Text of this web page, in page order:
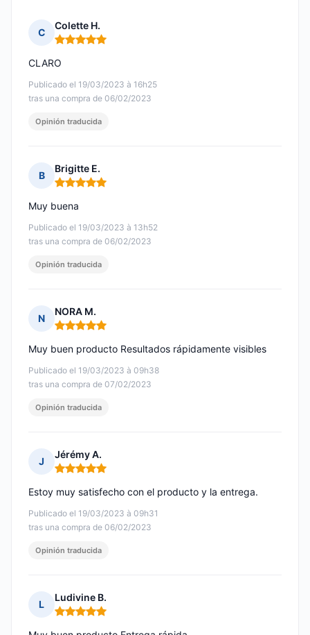
C
Colette H.
Nota: 5 de 5
Publicado el 19/03/2023 à 16h25
tras una compra de 06/02/2023
CLARO
Opinión traducida
B
Brigitte E.
Nota: 5 de 5
Publicado el 19/03/2023 à 13h52
tras una compra de 06/02/2023
Muy buena
Opinión traducida
N
NORA M.
Nota: 5 de 5
Publicado el 19/03/2023 à 09h38
tras una compra de 07/02/2023
Muy buen producto Resultados rápidamente visibles
Opinión traducida
J
Jérémy A.
Nota: 5 de 5
Publicado el 19/03/2023 à 09h31
tras una compra de 06/02/2023
Estoy muy satisfecho con el producto y la entrega.
Opinión traducida
L
Ludivine B.
Nota: 5 de 5